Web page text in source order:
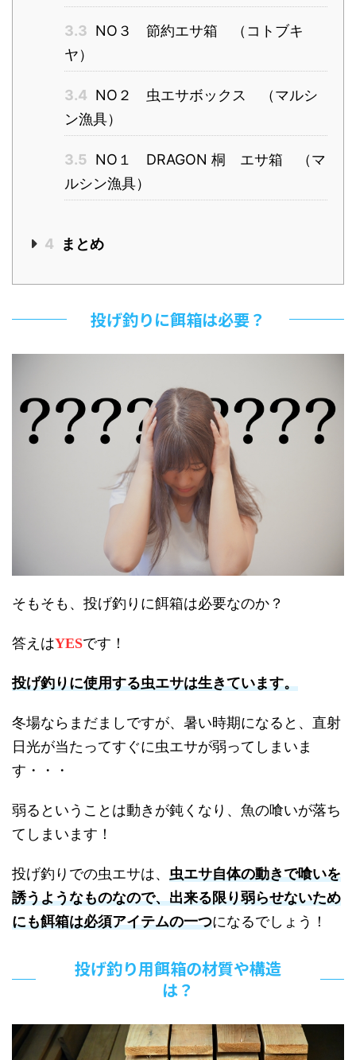
3.3 NO３ 節約エサ箱 （コトブキ
ヤ）
3.4 NO２ 虫エサボックス （マルシ
ン漁具）
3.5 NO１ DRAGON 桐 エサ箱 （マ
ルシン漁具）
4 まとめ
投げ釣りに餌箱は必要？
そもそも、投げ釣りに餌箱は必要なのか？
答えはYESです！
投げ釣りに使用する虫エサは生きています。
冬場ならまだましですが、暑い時期になると、直射
日光が当たってすぐに虫エサが弱ってしまいま
す・・・
弱るということは動きが鈍くなり、魚の喰いが落ち
てしまいます！
投げ釣りでの虫エサは、 虫エサ自体の動きで喰いを
誘うようなものなので、出来る限り弱らせないため
にも餌箱は必須アイテムの一つになるでしょう！
投げ釣り用餌箱の材質や構造
は？